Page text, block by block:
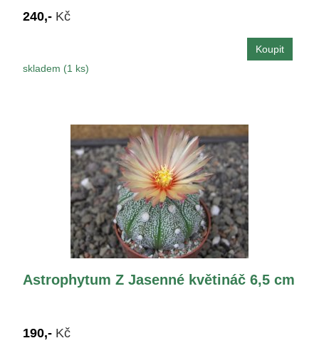
240,- Kč
skladem (1 ks)
Astrophytum Z Jasenné květináč 6,5 cm
190,- Kč